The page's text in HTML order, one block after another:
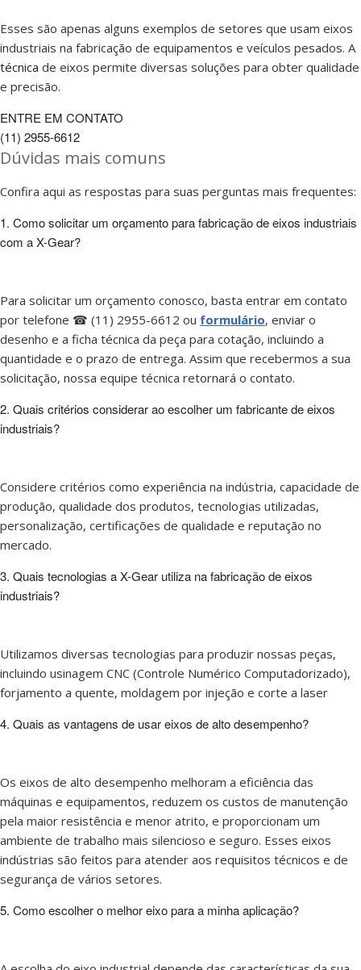
Esses são apenas alguns exemplos de setores que usam eixos
industriais na fabricação de equipamentos e veículos pesados. A
técnica de eixos permite diversas soluções para obter qualidade
e precisão.
ENTRE EM CONTATO
(11) 2955-6612
Dúvidas mais comuns
Confira aqui as respostas para suas perguntas mais frequentes:
1. Como solicitar um orçamento para fabricação de eixos industriais
com a X-Gear?
Para solicitar um orçamento conosco, basta entrar em contato
por telefone ☎ (11) 2955-6612 ou formulário, enviar o
desenho e a ficha técnica da peça para cotação, incluindo a
quantidade e o prazo de entrega. Assim que recebermos a sua
solicitação, nossa equipe técnica retornará o contato.
2. Quais critérios considerar ao escolher um fabricante de eixos
industriais?
Considere critérios como experiência na indústria, capacidade de
produção, qualidade dos produtos, tecnologias utilizadas,
personalização, certificações de qualidade e reputação no
mercado.
3. Quais tecnologias a X-Gear utiliza na fabricação de eixos
industriais?
Utilizamos diversas tecnologias para produzir nossas peças,
incluindo usinagem CNC (Controle Numérico Computadorizado),
forjamento a quente, moldagem por injeção e corte a laser
4. Quais as vantagens de usar eixos de alto desempenho?
Os eixos de alto desempenho melhoram a eficiência das
máquinas e equipamentos, reduzem os custos de manutenção
pela maior resistência e menor atrito, e proporcionam um
ambiente de trabalho mais silencioso e seguro. Esses eixos
indústrias são feitos para atender aos requisitos técnicos e de
segurança de vários setores.
5. Como escolher o melhor eixo para a minha aplicação?